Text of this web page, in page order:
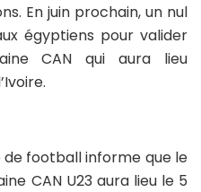
En juin prochain, un nul
égyptiens pour valider
CAN qui aura lieu
football informe que le
CAN U23 aura lieu le 5